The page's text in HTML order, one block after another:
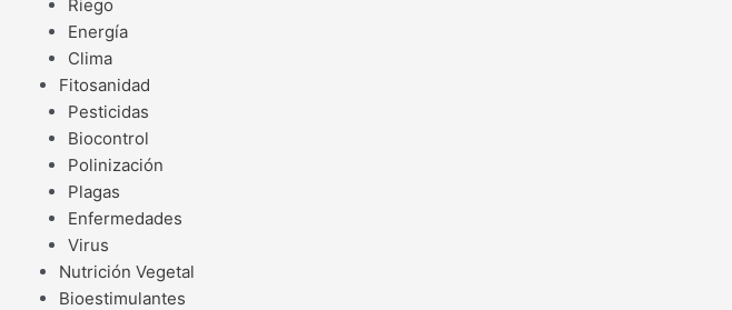
Riego
Energía
Clima
Fitosanidad
Pesticidas
Biocontrol
Polinización
Plagas
Enfermedades
Virus
Nutrición Vegetal
Bioestimulantes